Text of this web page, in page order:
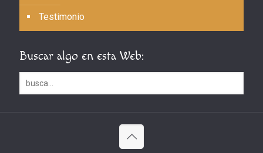
Testimonio
Buscar algo en esta Web: